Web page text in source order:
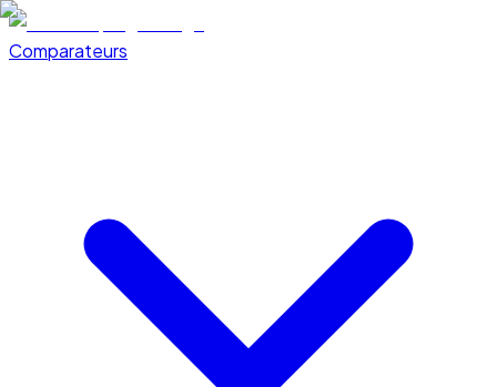
Comparateurs